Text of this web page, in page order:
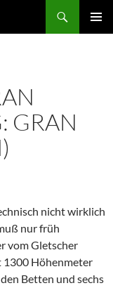
GRAN
nicht wirklich
nur früh
vom Gletscher
1300 Höhenmeter
Betten und sechs